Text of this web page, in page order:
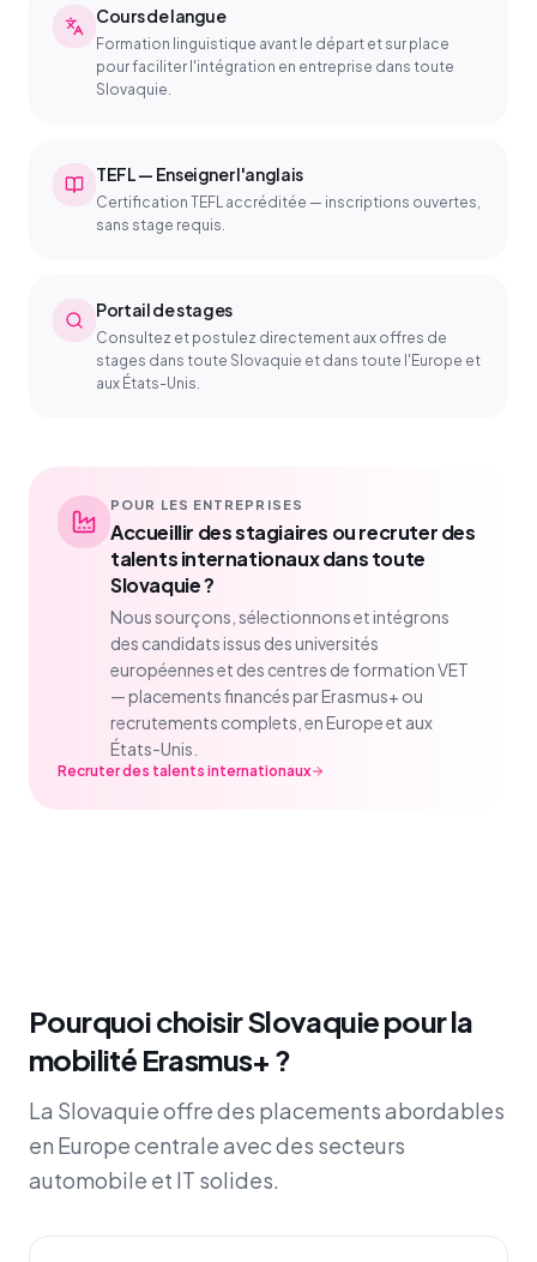
Cours de langue
Formation linguistique avant le départ et sur place
pour faciliter l'intégration en entreprise dans toute
Slovaquie.
TEFL — Enseigner l'anglais
Certification TEFL accréditée — inscriptions ouvertes,
sans stage requis.
Portail de stages
Consultez et postulez directement aux offres de
stages dans toute Slovaquie et dans toute l'Europe et
aux États-Unis.
POUR LES ENTREPRISES
Accueillir des stagiaires ou recruter des
talents internationaux dans toute
Slovaquie ?
Nous sourçons, sélectionnons et intégrons
des candidats issus des universités
européennes et des centres de formation VET
— placements financés par Erasmus+ ou
recrutements complets, en Europe et aux
États-Unis.
Recruter des talents internationaux
Pourquoi choisir Slovaquie pour la
mobilité Erasmus+ ?
La Slovaquie offre des placements abordables
en Europe centrale avec des secteurs
automobile et IT solides.